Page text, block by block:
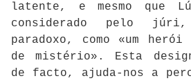
latente, e mesmo que
considerado pelo
paradoxo, como «um
de mistério». Esta
de facto, ajuda-nos a